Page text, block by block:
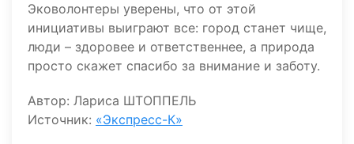
Эковолонтеры уверены, что от этой
инициативы выиграют все: город станет чище,
люди – здоровее и ответственнее, а природа
просто скажет спасибо за внимание и заботу.
Автор: Лариса ШТОППЕЛЬ
Источник: «Экспресс-К»